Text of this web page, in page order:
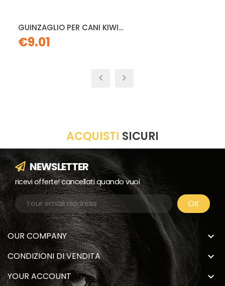
GUINZAGLIO PER CANI KIWI...
€9.01
ACQUISTI SICURI
NEWSLETTER
ricevi offerte! cancellati quando vuoi
OUR COMPANY 
CONDIZIONI DI VENDITA 
YOUR ACCOUNT 